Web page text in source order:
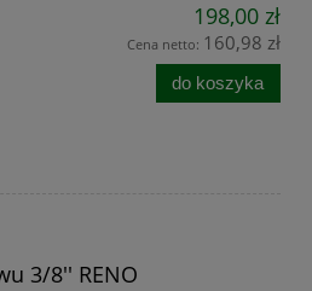
198,00 zł
Cena netto: 160,98 zł
do koszyka
3/8'' RENO